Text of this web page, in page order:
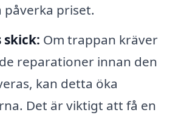
påverka priset.
skick: Om trappan kräver
reparationer innan den
kan detta öka
Det är viktigt att få en